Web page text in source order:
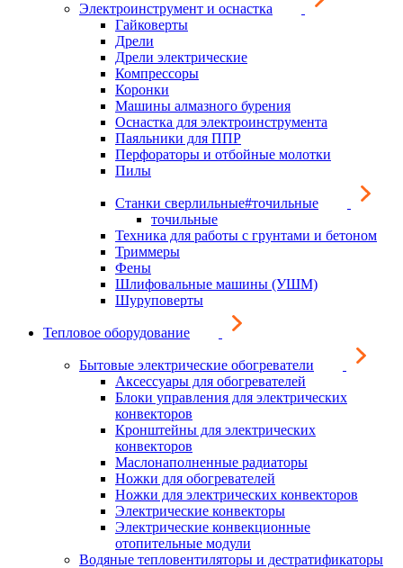
Электроинструмент и оснастка
Гайковерты
Дрели
Дрели электрические
Компрессоры
Коронки
Машины алмазного бурения
Оснастка для электроинструмента
Паяльники для ППР
Перфораторы и отбойные молотки
Пилы
Станки сверлильные#точильные
точильные
Техника для работы с грунтами и бетоном
Триммеры
Фены
Шлифовальные машины (УШМ)
Шуруповерты
Тепловое оборудование
Бытовые электрические обогреватели
Аксессуары для обогревателей
Блоки управления для электрических
конвекторов
Кронштейны для электрических
конвекторов
Маслонаполненные радиаторы
Ножки для обогревателей
Ножки для электрических конвекторов
Электрические конвекторы
Электрические конвекционные
отопительные модули
Водяные тепловентиляторы и дестратификаторы